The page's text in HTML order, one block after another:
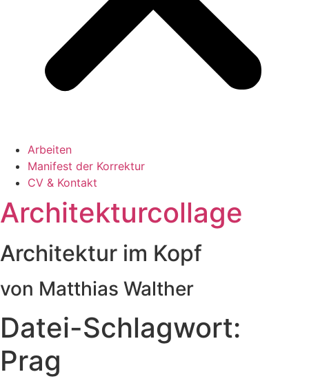
Arbeiten
Manifest der Korrektur
CV & Kontakt
Architekturcollage
Architektur im Kopf
von Matthias Walther
Datei-Schlagwort:
Prag